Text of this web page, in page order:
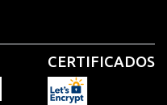
CERTIFICADOS